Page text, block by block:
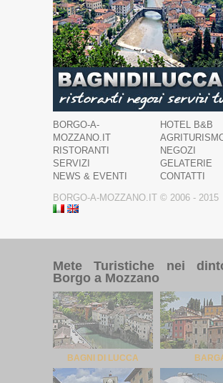
BORGO-A-
MOZZANO.IT
HOTEL B&B
RISTORANTI
NEGOZI
SERVIZI
GELATERIE
NEWS & EVENTI
CONTATTI
BORGO-A-MOZZANO.IT © 2006 - 2015
Mete Turistiche nei
Borgo a Mozzano
BAGNI DI LUCCA